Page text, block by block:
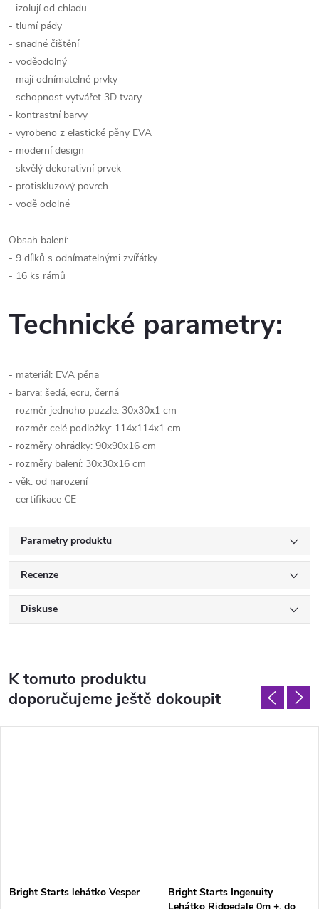
- izolují od chladu
- tlumí pády
- snadné čištění
- voděodolný
- mají odnímatelné prvky
- schopnost vytvářet 3D tvary
- kontrastní barvy
- vyrobeno z elastické pěny EVA
- moderní design
- skvělý dekorativní prvek
- protiskluzový povrch
- vodě odolné
Obsah balení:
- 9 dílků s odnímatelnými zvířátky
- 16 ks rámů
Technické parametry:
- materiál: EVA pěna
- barva: šedá, ecru, černá
- rozměr jednoho puzzle: 30x30x1 cm
- rozměr celé podložky: 114x114x1 cm
- rozměry ohrádky: 90x90x16 cm
- rozměry balení: 30x30x16 cm
- věk: od narození
- certifikace CE
Parametry produktu
Recenze
Diskuse
K tomuto produktu
doporučujeme ještě dokoupit
Bright Starts lehátko Vesper
Bright Starts Ingenuity